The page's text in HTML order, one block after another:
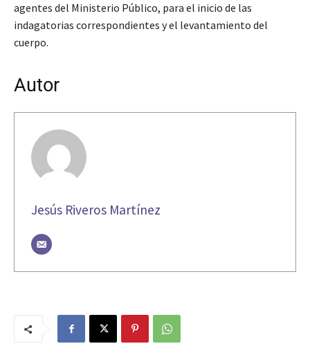
agentes del Ministerio Público, para el inicio de las
indagatorias correspondientes y el levantamiento del
cuerpo.
Autor
Jesús Riveros Martínez